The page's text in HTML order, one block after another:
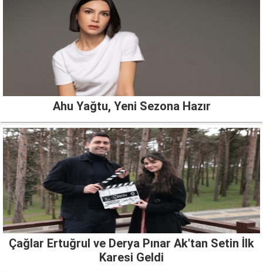
Ahu Yağtu, Yeni Sezona Hazır
Çağlar Ertuğrul ve Derya Pınar Ak'tan Setin İlk
Karesi Geldi